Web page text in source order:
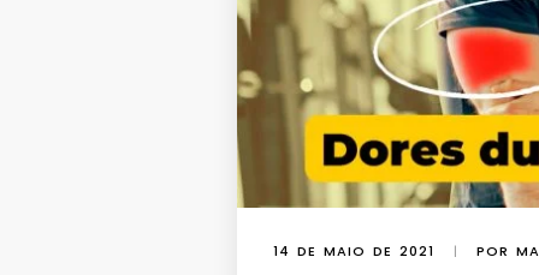
14 DE MAIO DE 2021 | POR